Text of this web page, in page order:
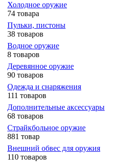
Холодное оружие
74 товара
Пульки, пистоны
38 товаров
Водное оружие
8 товаров
Деревянное оружие
90 товаров
Одежда и снаряжения
111 товаров
Дополнительные аксессуары
68 товаров
Страйкбольное оружие
881 товар
Внешний обвес для оружия
110 товаров